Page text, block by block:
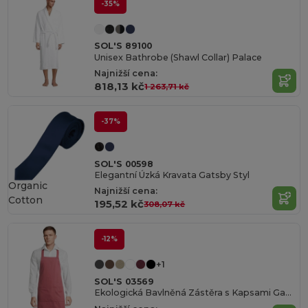
-35%
SOL'S 89100
Unisex Bathrobe (Shawl Collar) Palace
Najnižší cena:
818,13 kč1 263,71 kč
-37%
SOL'S 00598
Elegantní Úzká Kravata Gatsby Styl
Najnižší cena:
195,52 kč308,07 kč
Organic
Cotton
-12%
+1
SOL'S 03569
Ekologická Bavlněná Zástěra s Kapsami Gamma